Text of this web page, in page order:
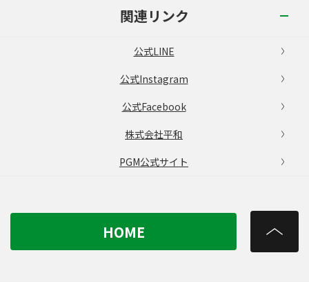
関連リンク
公式LINE
公式Instagram
公式Facebook
株式会社平和
PGM公式サイト
HOME